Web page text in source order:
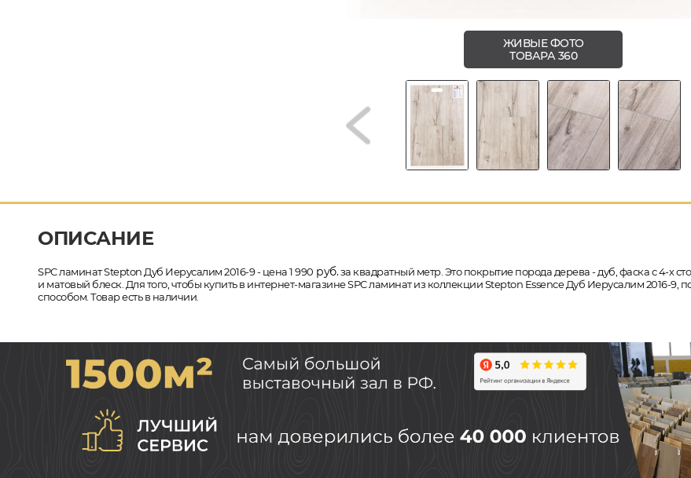
ЖИВЫЕ ФОТО
ТОВАРА 360
ОПИСАНИЕ
SPC ламинат Stepton Дуб Иерусалим 2016-9 - цена 1 990 руб.за квадратный метр. Это покрытие порода дерева - дуб, фаска с 4-х
и матовый блеск. Для того, чтобы купить в интернет-магазине SPC ламинат из коллекции Stepton Essence Дуб Иерусалим 2016-
способом. Товар есть в наличии.